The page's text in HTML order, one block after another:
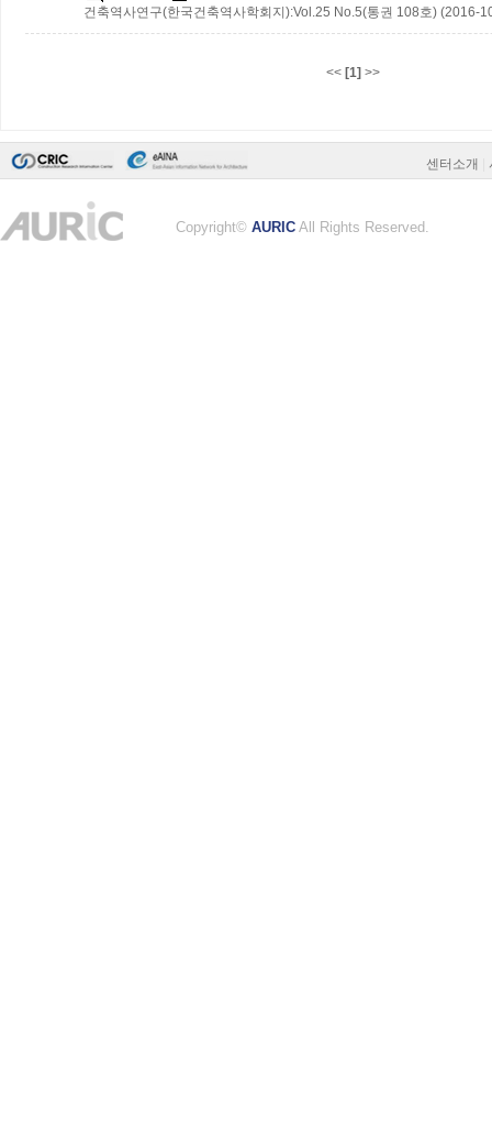
건축역사연구(한국건축역사학회지):Vol.25 No.5(통권 108호) (2016-
<< [1] >>
센터소개
Copyright© AURIC All Rights Reserved.